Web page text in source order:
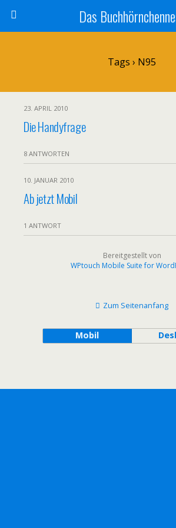
Das
Tags › N95
23. APRIL 2010
Die Handyfrage
8 ANTWORTEN
10. JANUAR 2010
Ab jetzt Mobil
1 ANTWORT
Bereitgestellt von
WPtouch Mobile Suite for
Zum Seitenanfang
Mobil